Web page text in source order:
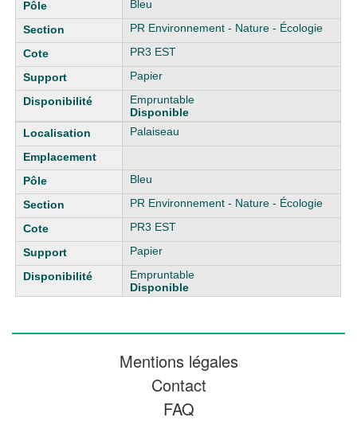
Bleu
PR Environnement - Nature - Écologie
PR3 EST
Papier
Empruntable
Disponible
Palaiseau
Bleu
PR Environnement - Nature - Écologie
PR3 EST
Papier
Empruntable
Disponible
Mentions légales
Contact
FAQ